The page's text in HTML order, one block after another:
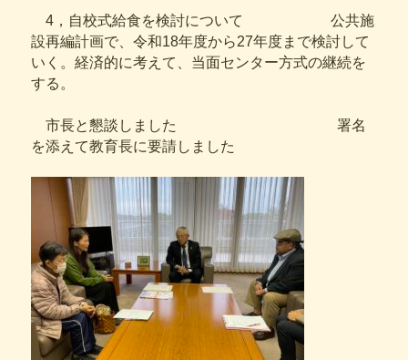
4，自校式給食を検討について 公共施
設再編計画で、令和18年度から27年度まで検討して
いく。経済的に考えて、当面センター方式の継続を
する。
市長と懇談しました 署名
を添えて教育長に要請しました